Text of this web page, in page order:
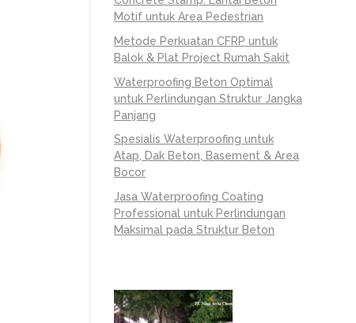
Motif untuk Area Pedestrian
Metode Perkuatan CFRP untuk
Balok & Plat Project Rumah Sakit
Waterproofing Beton Optimal
untuk Perlindungan Struktur Jangka
Panjang
Spesialis Waterproofing untuk
Atap, Dak Beton, Basement & Area
Bocor
Jasa Waterproofing Coating
Professional untuk Perlindungan
Maksimal pada Struktur Beton